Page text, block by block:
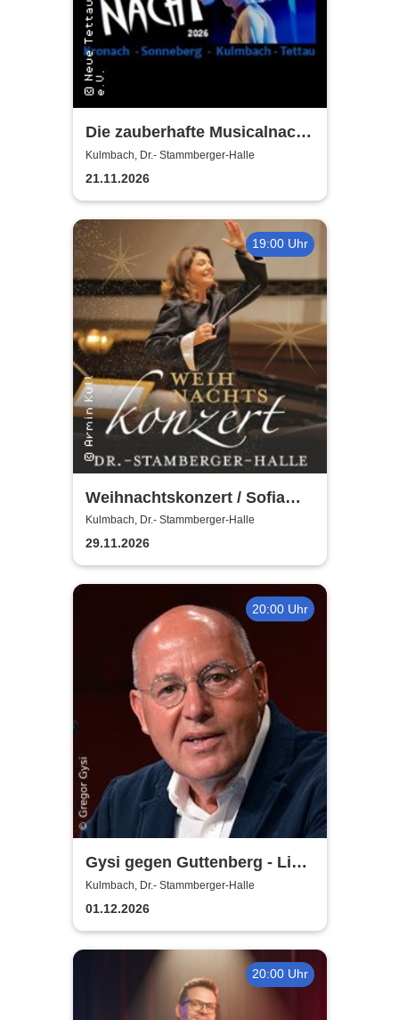
Die zauberhafte Musicalnacht
- Neue Tettauer
Theatergruppe
Kulmbach, Dr.- Stammberger-Halle
21.11.2026
19:00 Uhr
Weihnachtskonzert / Sofia
Symphonics / Ljubka Biagioni
zu Guttenberg
Kulmbach, Dr.- Stammberger-Halle
29.11.2026
20:00 Uhr
Gysi gegen Guttenberg - Live
2026
Kulmbach, Dr.- Stammberger-Halle
01.12.2026
20:00 Uhr